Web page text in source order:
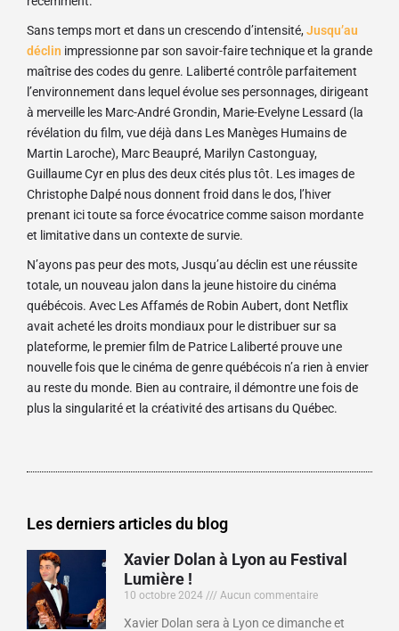
Sans temps mort et dans un crescendo d’intensité, Jusqu’au
déclin impressionne par son savoir-faire technique et la grande
maîtrise des codes du genre. Laliberté contrôle parfaitement
l’environnement dans lequel évolue ses personnages, dirigeant
à merveille les Marc-André Grondin, Marie-Evelyne Lessard (la
révélation du film, vue déjà dans Les Manèges Humains de
Martin Laroche), Marc Beaupré, Marilyn Castonguay,
Guillaume Cyr en plus des deux cités plus tôt. Les images de
Christophe Dalpé nous donnent froid dans le dos, l’hiver
prenant ici toute sa force évocatrice comme saison mordante
et limitative dans un contexte de survie.
N’ayons pas peur des mots, Jusqu’au déclin est une réussite
totale, un nouveau jalon dans la jeune histoire du cinéma
québécois. Avec Les Affamés de Robin Aubert, dont Netflix
avait acheté les droits mondiaux pour le distribuer sur sa
plateforme, le premier film de Patrice Laliberté prouve une
nouvelle fois que le cinéma de genre québécois n’a rien à envier
au reste du monde. Bien au contraire, il démontre une fois de
plus la singularité et la créativité des artisans du Québec.
Les derniers articles du blog
Xavier Dolan à Lyon au Festival
Lumière !
10 octobre 2024 Aucun commentaire
Xavier Dolan sera à Lyon ce dimanche et